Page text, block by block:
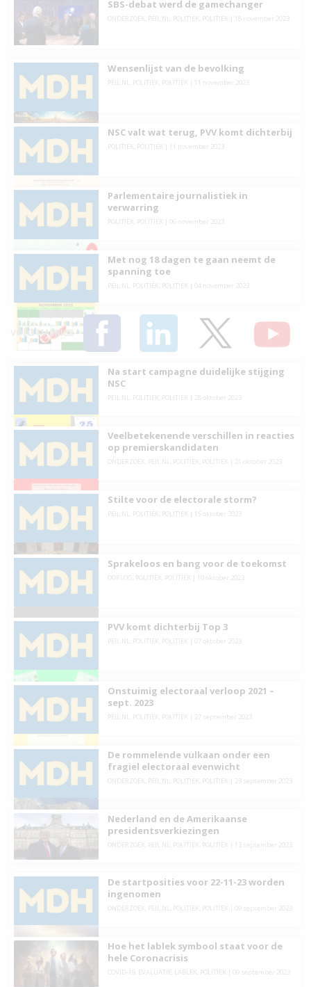
SBS-debat werd de gamechanger
ONDERZOEK PEIL.NL POLITIEK POLITIEK 18 november 2023
Wensenlijst van de bevolking
PEIL.NL POLITIEK POLITIEK 11 november 2023
NSC valt wat terug, PVV komt dichterbij
POLITIEK POLITIEK 11 november 2023
Parlementaire journalistiek in
verwarring
POLITIEK POLITIEK 06 november 2023
Met nog 18 dagen te gaan neemt de
spanning toe
PEIL.NL POLITIEK POLITIEK 04 november 2023
VOLG MAURICE
Na start campagne duidelijke stijging
NSC
PEIL.NL POLITIEK POLITIEK 28 oktober 2023
Veelbetekenende verschillen in reacties
op premierskandidaten
ONDERZOEK PEIL.NL POLITIEK POLITIEK 21 oktober 2023
Stilte voor de electorale storm?
PEIL.NL POLITIEK POLITIEK 15 oktober 2023
Sprakeloos en bang voor de toekomst
OORLOG POLITIEK POLITIEK 10 oktober 2023
PVV komt dichterbij Top 3
PEIL.NL POLITIEK POLITIEK 07 oktober 2023
Onstuimig electoraal verloop 2021 –
sept. 2023
PEIL.NL POLITIEK POLITIEK 27 september 2023
De rommelende vulkaan onder een
fragiel electoraal evenwicht
ONDERZOEK PEIL.NL POLITIEK POLITIEK 23 september 2023
Nederland en de Amerikaanse
presidentsverkiezingen
ONDERZOEK PEIL.NL POLITIEK POLITIEK 13 september 2023
De startposities voor 22-11-23 worden
ingenomen
ONDERZOEK PEIL.NL POLITIEK POLITIEK 09 september 2023
Hoe het lablek symbool staat voor de
hele Coronacrisis
COVID-19, EVALUATIE LABLEK POLITIEK 09 september 2023